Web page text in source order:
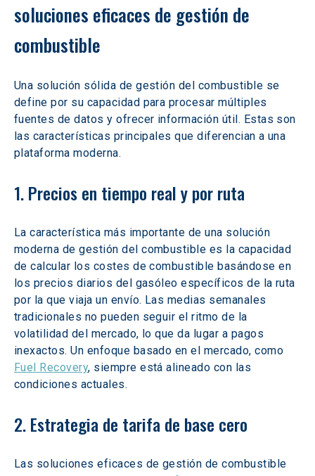
soluciones eficaces de gestión de
combustible
Una solución sólida de gestión del combustible se
define por su capacidad para procesar múltiples
fuentes de datos y ofrecer información útil. Estas son
las características principales que diferencian a una
plataforma moderna.
1. Precios en tiempo real y por ruta
La característica más importante de una solución
moderna de gestión del combustible es la capacidad
de calcular los costes de combustible basándose en
los precios diarios del gasóleo específicos de la ruta
por la que viaja un envío. Las medias semanales
tradicionales no pueden seguir el ritmo de la
volatilidad del mercado, lo que da lugar a pagos
inexactos. Un enfoque basado en el mercado, como
Fuel Recovery, siempre está alineado con las
condiciones actuales.
2. Estrategia de tarifa de base cero
Las soluciones eficaces de gestión de combustible